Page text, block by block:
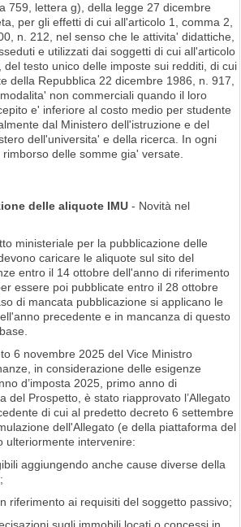
759, lettera g), della legge 27 dicembre
per gli effetti di cui all'articolo 1, comma 2,
n. 212, nel senso che le attivita' didattiche,
e utilizzati dai soggetti di cui all'articolo
testo unico delle imposte sui redditi, di cui
della Repubblica 22 dicembre 1986, n. 917,
non commerciali quando il loro
e' inferiore al costo medio per studente
dal Ministero dell'istruzione e del
dell'universita' e della ricerca. In ogni
delle somme gia' versate.
delle aliquote IMU- Novità nel
ministeriale per la pubblicazione delle
caricare le aliquote sul sito del
entro il 14 ottobre dell'anno di riferimento
essere poi pubblicate entro il 28 ottobre
di mancata pubblicazione si applicano le
precedente e in mancanza di questo
6 novembre 2025 del Vice Ministro
in considerazione delle esigenze
d’imposta 2025, primo anno di
del Prospetto, è stato riapprovato l’Allegato
di cui al predetto decreto 6 settembre
dell'Allegato (e della piattaforma del
ulteriormente intervenire:
aggiungendo anche cause diverse della
riferimento ai requisiti del soggetto passivo;